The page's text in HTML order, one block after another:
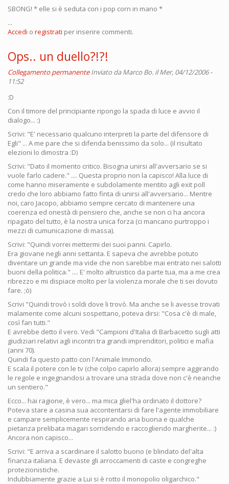
SBONG! * elle si è seduta con i pop corn in mano *
...
Accedi o registrati per inserire commenti.
Ops.. un duello?!?!
Collegamento permanente Inviato daMarco Bo. il Mer, 04/12/2006 -
11:52
:D
Con il timore del principiante ripongo la spada di luce e avvio il
dialogo... :)
Scrivi: "E' necessario qualcuno interpreti la parte del difensore di
Egli" ... A me pare che si difenda benissimo da solo... (il risultato
elezioni lo dimostra :D)
Scrivi: "Dato il momento critico. Bisogna unirsi all'avversario se si
vuole farlo cadere." .... Questa proprio non la capisco! Alla luce di
come hanno miseramente e subdolamente mentito agli exit poll
credo che loro abbiamo fatto finta di unirsi all'avversario... Mentre
noi, caro Jacopo, abbiamo sempre cercato di mantenere una
coerenza ed onestà di pensiero che, anche se non ci ha ancora
ripagato del tutto, è la nostra unica forza (ci mancano purtroppo i
mezzi di cumunicazione di massa).
Scrivi: "Quindi vorrei mettermi dei suoi panni. Capirlo.
Era giovane negli anni settanta. E sapeva che avrebbe potuto
diventare un grande ma vide che non sarebbe mai entrato nei salotti
buoni della politica." .... E' molto altruistico da parte tua, ma a me crea
ribrezzo e mi dispiace molto per la violenza morale che ti sei dovuto
fare. ;ò)
Scrivi "Quindi trovò i soldi dove li trovò. Ma anche se li avesse trovati
malamente come alcuni sospettano, poteva dirsi: "Cosa c'è di male,
così fan tutti."
E avrebbe detto il vero. Vedi "Campioni d'Italia di Barbacetto sugli atti
giudiziari relativi agli incontri tra grandi imprenditori, politici e mafia
(anni 70).
Quindi fa questo patto con l'Animale Immondo.
E scala il potere con le tv (che colpo capirlo allora) sempre aggirando
le regole e ingegnandosi a trovare una strada dove non c'è neanche
un sentiero."
Ecco... hai ragione, è vero... ma mica gliel'ha ordinato il dottore?
Poteva stare a casina sua accontentarsi di fare l'agente immobiliare
e campare semplicemente respirando aria buona e qualche
pietanza prelibata magari sorridendo e raccogliendo margherite... :)
Ancora non capisco...
Scrivi: "E arriva a scardinare il salotto buono (e blindato del'alta
finanza italiana. E devaste gli arroccamenti di caste e congreghe
protezionistiche.
Indubbiamente grazie a Lui si è rotto il monopolio oligarchico."